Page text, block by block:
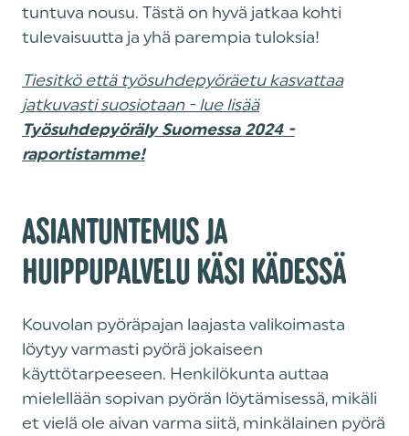
tuntuva nousu. Tästä on hyvä jatkaa kohti
tulevaisuutta ja yhä parempia tuloksia!
Tiesitkö että työsuhdepyöräetu kasvattaa
jatkuvasti suosiotaan - lue lisää
Työsuhdepyöräly Suomessa 2024 -
raportistamme!
ASIANTUNTEMUS JA
HUIPPUPALVELU KÄSI KÄDESSÄ
Kouvolan pyöräpajan laajasta valikoimasta
löytyy varmasti pyörä jokaiseen
käyttötarpeeseen. Henkilökunta auttaa
mielellään sopivan pyörän löytämisessä, mikäli
et vielä ole aivan varma siitä, minkälainen pyörä